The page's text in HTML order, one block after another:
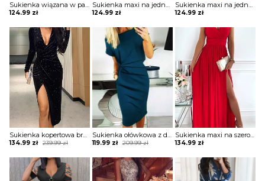
Sukienka wiązana w pasie z krótkimi koronkowymi rękawami
124.99 zł
Sukienka maxi na jedno ramię z drapowaniem
124.99 zł
Sukienka maxi na jedno ramię z zabudowanym dekoltem
124.99 zł
Sukienka kopertowa brokatowa z drapowaniem
239.99zł
Original
was:
239.99 zł.
134.99 zł
Current
is:
134.99 zł.
Sukienka ołówkowa z drapowaniem i dekoltem w łódkę
209.99zł
Original
was:
209.99 zł.
119.99 zł
Current
is:
119.99 zł.
Sukienka maxi na szerokich ramiączkach z kopertową górą i rozporkiem
134.99 zł